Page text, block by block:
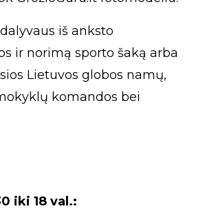
iš anksto
ir norimą sporto šaką arba
Lietuvos globos namų,
komandos bei
iki 18 val.: